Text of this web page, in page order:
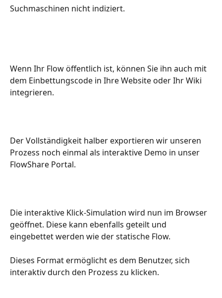
Suchmaschinen nicht indiziert.
Wenn Ihr Flow öffentlich ist, können Sie ihn auch mit
dem Einbettungscode in Ihre Website oder Ihr Wiki
integrieren.
Der Vollständigkeit halber exportieren wir unseren
Prozess noch einmal als interaktive Demo in unser
FlowShare Portal.
Die interaktive Klick-Simulation wird nun im Browser
geöffnet. Diese kann ebenfalls geteilt und
eingebettet werden wie der statische Flow.
Dieses Format ermöglicht es dem Benutzer, sich
interaktiv durch den Prozess zu klicken.